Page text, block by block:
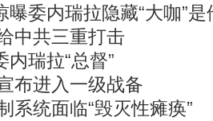
委内瑞拉隐藏“大咖”是
中共三重打击
瑞拉“总督”
布进入一级战备
系统面临“毁灭性瘫痪”